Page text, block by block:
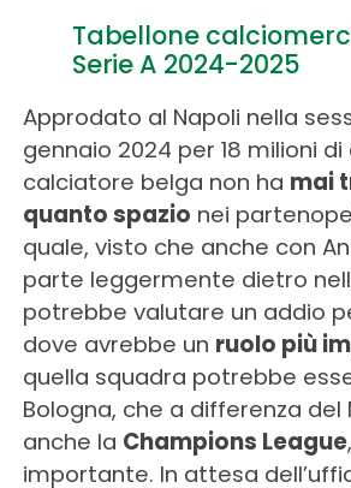
Tabellone
Serie A 2024-2025
Approdato al Napoli nella
gennaio 2024 per 18 milioni di
calciatore belga non ha mai
quanto spazio nei
quale, visto che anche con
parte leggermente dietro
potrebbe valutare un addio
dove avrebbe un ruolo più
quella squadra potrebbe
Bologna, che a differenza del
anche la Champions League
importante. In attesa